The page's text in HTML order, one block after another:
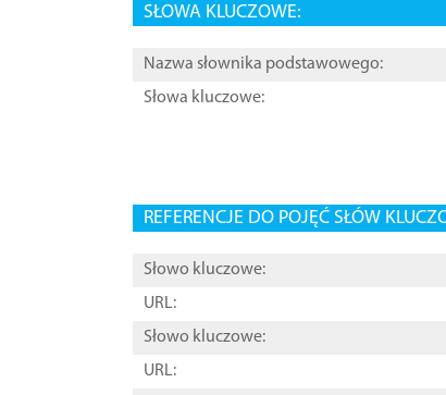
SŁOWA KLUCZOWE:
Nazwa słownika podstawowego:
Słowa kluczowe:
REFERENCJE DO POJĘĆ SŁÓW
Słowo kluczowe:
URL:
Słowo kluczowe:
URL: